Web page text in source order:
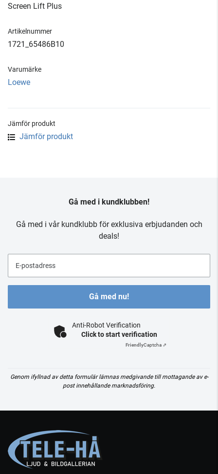
Screen Lift Plus
Artikelnummer
1721_65486B10
Varumärke
Loewe
Jämför produkt
Jämför produkt
Gå med i kundklubben!
Gå med i vår kundklubb för exklusiva erbjudanden och
deals!
E-postadress
Gå med nu!
Anti-Robot Verification
Click to start verification
FriendlyCaptcha ⇗
Genom ifyllnad av detta formulär lämnas medgivande till mottagande av e-
post innehållande marknadsföring.